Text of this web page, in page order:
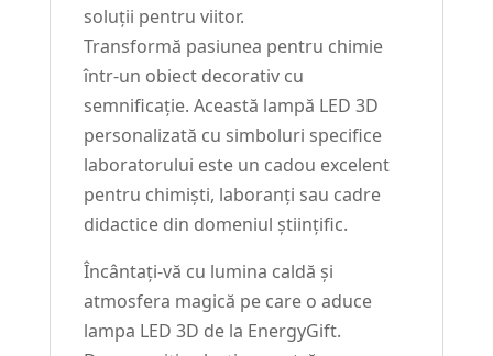
soluții pentru viitor.
Transformă pasiunea pentru chimie
într-un obiect decorativ cu
semnificație. Această lampă LED 3D
personalizată cu simboluri specifice
laboratorului este un cadou excelent
pentru chimiști, laboranți sau cadre
didactice din domeniul științific.
Încântați-vă cu lumina caldă și
atmosfera magică pe care o aduce
lampa LED 3D de la EnergyGift.